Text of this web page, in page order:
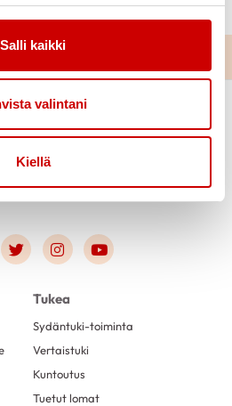
Salli kaikki
valintani
Kiellä
to facebook
Link to twitter
Link to instagram
Link to youtube
Tukea
Sydäntuki-toiminta
Vertaistuki
Kuntoutus
Tuetut lomat